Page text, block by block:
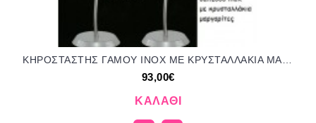
ΚΗΡΟΣΤΑΣΤΗΣ ΓΑΜΟΥ INOX ΜΕ ΚΡΥΣΤΑΛΛΑΚΙΑ ΜΑΡΓΑΡΙΤΕΣ ΑΡΤ Νο304/5058 93.00€!!!
93,00€
ΚΑΛΆΘΙ